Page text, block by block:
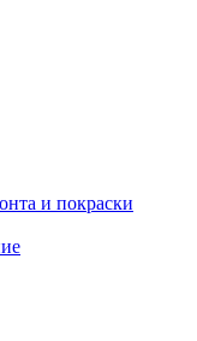
и покраски